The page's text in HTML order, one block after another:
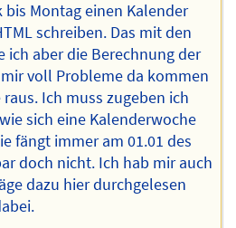
Montag einen Kalender
schreiben. Das mit den
ich aber die Berechnung der
voll Probleme da kommen
Ich muss zugeben ich
sich eine Kalenderwoche
fängt immer am 01.01 des
doch nicht. Ich hab mir auch
dazu hier durchgelesen